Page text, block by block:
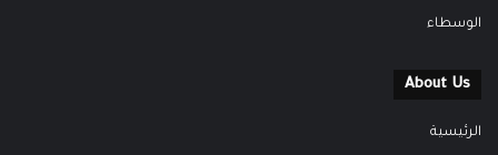
الوسطاء
About Us
الرئيسية